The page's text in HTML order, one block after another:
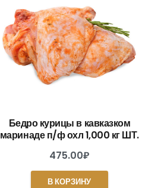
Бедро курицы в кавказком
маринаде п/ф охл 1,000 кг ШТ.
475.00₽
В КОРЗИНУ